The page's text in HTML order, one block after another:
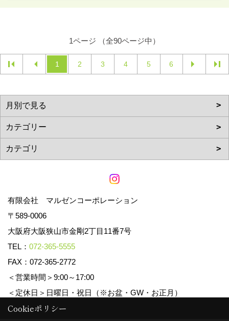
1ページ （全90ページ中）
1 2 3 4 5 6
有限会社 マルゼンコーポレーション
〒589-0006
大阪府大阪狭山市金剛2丁目11番7号
TEL： 072-365-5555
FAX：072-365-2772
＜営業時間＞9:00～17:00
＜定休日＞日曜日・祝日（※お盆・GW・お正月）
Cookieポリシー